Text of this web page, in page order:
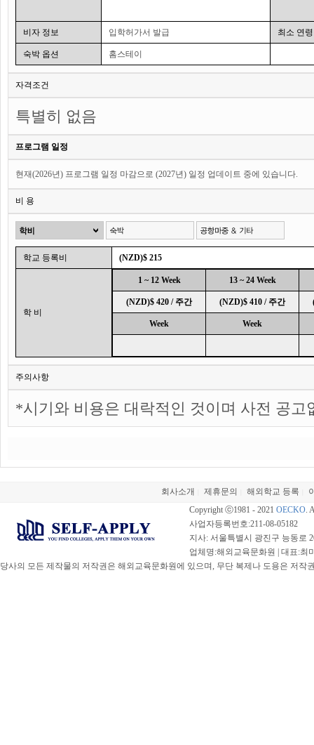
비자 정보 입학허가서 발급 최소 연령
숙박 옵션 홈스테이
자격조건
특별히 없음
프로그램 일정
현재(2026년) 프로그램 일정 마감으로 (2027년) 일정 업데이트 중에 있습니다.
비 용
학교 등록비 (NZD)$ 215
학 비
1 ~ 12 Week 13 ~ 24 Week
(NZD)$ 420 / 주간 (NZD)$ 410 / 주간
Week Week
주의사항
*시기와 비용은 대락적인 것이며 사전 공고
회사소개 제휴문의 해외학교 등록
Copyright ⓒ1981 - 2021 OECKO.
사업자등록번호:211-08-05182
지사: 서울특별시 광진구 능동로
업체명:해외교육문화원 | 대표:최
당사의 모든 제작물의 저작권은 해외교육문화원에 있으며, 무단 복제나 도용은 저